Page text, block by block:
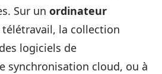
Sur un ordinateur
télétravail, la collection
logiciels de
synchronisation cloud, ou à